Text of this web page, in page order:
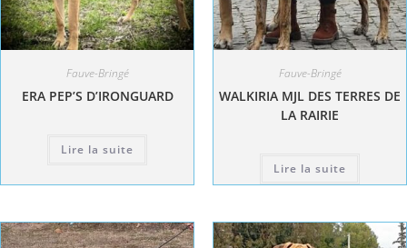
Fauve-Bringé
ERA PEP’S D’IRONGUARD
Lire la suite
Fauve-Bringé
WALKIRIA MJL DES TERRES DE
LA RAIRIE
Lire la suite